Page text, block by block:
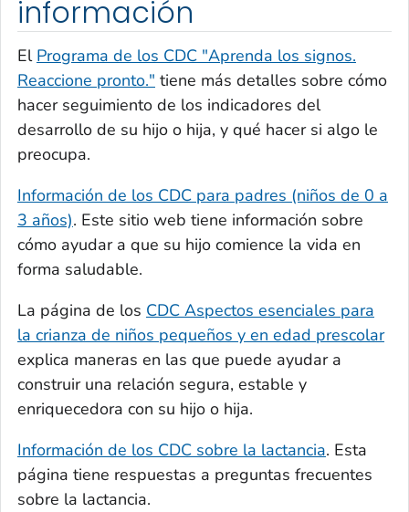
información
El Programa de los CDC "Aprenda los signos.
Reaccione pronto." tiene más detalles sobre cómo
hacer seguimiento de los indicadores del
desarrollo de su hijo o hija, y qué hacer si algo le
preocupa.
Información de los CDC para padres (niños de 0 a
3 años). Este sitio web tiene información sobre
cómo ayudar a que su hijo comience la vida en
forma saludable.
La página de los CDC Aspectos esenciales para
la crianza de niños pequeños y en edad prescolar
explica maneras en las que puede ayudar a
construir una relación segura, estable y
enriquecedora con su hijo o hija.
Información de los CDC sobre la lactancia. Esta
página tiene respuestas a preguntas frecuentes
sobre la lactancia.